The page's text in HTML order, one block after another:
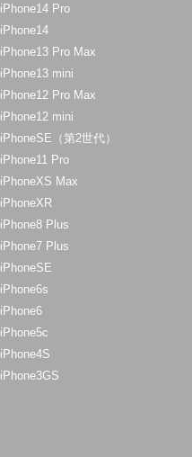
iPhone14 Pro
iPhone14
iPhone13 Pro Max
iPhone13 mini
iPhone12 Pro Max
iPhone12 mini
iPhoneSE（第2世代）
iPhone11 Pro
iPhoneXS Max
iPhoneXR
iPhone8 Plus
iPhone7 Plus
iPhoneSE
iPhone6s
iPhone6
iPhone5c
iPhone4S
iPhone3GS